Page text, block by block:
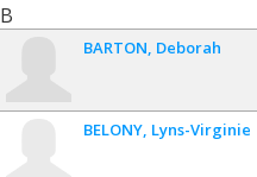
B
BARTON Deborah
BELONY Lyns-Virginie